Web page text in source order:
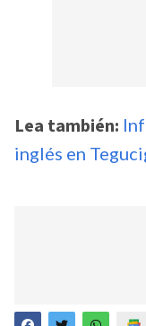
Lea también:
inglés en